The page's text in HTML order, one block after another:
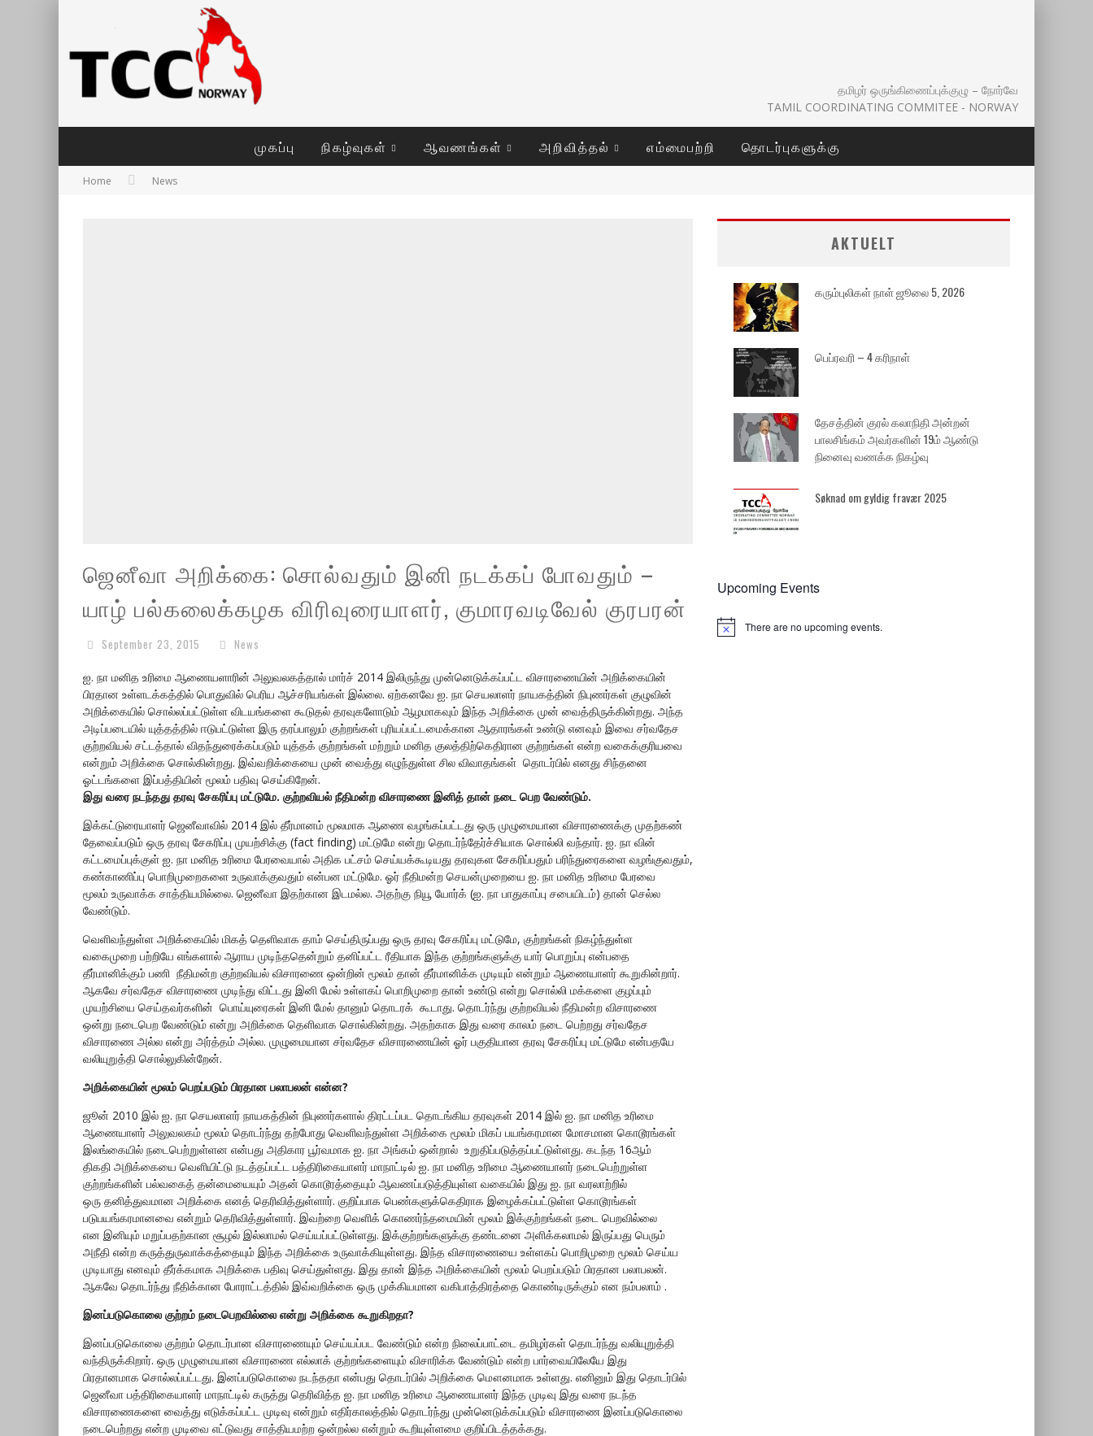
தமிழர் ஒருங்கிணைப்புக்குழு – நோர்வே
TAMIL COORDINATING COMMITEE - NORWAY
முகப்பு நிகழ்வுகள் ஆவணங்கள் அறிவித்தல் எம்மைபற்றி தொடர்புகளுக்கு
Home News
ஜெனீவா அறிக்கை: சொல்வதும் இனி நடக்கப் போவதும் –
யாழ் பல்கலைக்கழக விரிவுரையாளர், குமாரவடிவேல் குரபரன்
September 23, 2015 News
ஐ. நா மனித உரிமை ஆணையளாரின் அலுவலகத்தால் மார்ச் 2014 இலிருந்து முன்னெடுக்கப்பட்ட விசாரணையின் அறிக்கையின்
பிரதான உள்ளடக்கத்தில் பொதுவில் பெரிய ஆச்சரியங்கள் இல்லை. ஏற்கனவே ஐ. நா செயலாளர் நாயகத்தின் நிபுணர்கள் குழுவின்
அறிக்கையில் சொல்லப்பட்டுள்ள விடயங்களை கூடுதல் தரவுகளோடும் ஆழமாகவும் இந்த அறிக்கை முன் வைத்திருக்கின்றது. அந்த
அடிப்படையில் யுத்தத்தில் ஈடுபட்டுள்ள இரு தரப்பாலும் குற்றங்கள் புரியப்பட்டமைக்கான ஆதாரங்கள் உண்டு எனவும் இவை சர்வதேச
குற்றவியல் சட்டத்தால் விதந்துரைக்கப்படும் யுத்தக் குற்றங்கள் மற்றும் மனித குலத்திற்கெதிரான குற்றங்கள் என்ற வகைக்குரியவை
என்றும் அறிக்கை சொல்கின்றது. இவ்வறிக்கையை முன் வைத்து எழுந்துள்ள சில விவாதங்கள் தொடர்பில் எனது சிந்தனை
ஓட்டங்களை இப்பத்தியின் மூலம் பதிவு செய்கிறேன்.
இது வரை நடந்தது தரவு சேகரிப்பு மட்டுமே. குற்றவியல் நீதிமன்ற விசாரணை இனித் தான் நடை பெற வேண்டும்.
இக்கட்டுரையாளர் ஜெனீவாவில் 2014 இல் தீர்மானம் மூலமாக ஆணை வழங்கப்பட்டது ஒரு முழுமையான விசாரணைக்கு முதற்கண்
தேவைப்படும் ஒரு தரவு சேகரிப்பு முயற்சிக்கு (fact finding) மட்டுமே என்று தொடர்ந்தேர்ச்சியாக சொல்லி வந்தார். ஐ. நா வின்
கட்டமைப்புக்குள் ஐ. நா மனித உரிமை பேரவையால் அதிக பட்சம் செய்யக்கூடியது தரவுகள சேகரிப்பதும் பரிந்துரைகளை வழங்குவதும்,
கண்காணிப்பு பொறிமுறைகளை உருவாக்குவதும் என்பன மட்டுமே. ஓர் நீதிமன்ற செயன்முறையை ஐ. நா மனித உரிமை பேரவை
மூலம் உருவாக்க சாத்தியமில்லை. ஜெனீவா இதற்கான இடமல்ல. அதற்கு நியூ யோர்க் (ஐ. நா பாதுகாப்பு சபையிடம்) தான் செல்ல
வேண்டும்.
வெளிவந்துள்ள அறிக்கையில் மிகத் தெளிவாக தாம் செய்திருப்பது ஒரு தரவு சேகரிப்பு மட்டுமே, குற்றங்கள் நிகழ்ந்துள்ள
வகைமுறை பற்றியே எங்களால் ஆராய முடிந்ததென்றும் தனிப்பட்ட ரீதியாக இந்த குற்றங்களுக்கு யார் பொறுப்பு என்பதை
தீர்மானிக்கும் பணி நீதிமன்ற குற்றவியல் விசாரணை ஒன்றின் மூலம் தான் தீர்மானிக்க முடியும் என்றும் ஆணையாளர் கூறுகின்றார்.
ஆகவே சர்வதேச விசாரணை முடிந்து விட்டது இனி மேல் உள்ளகப் பொறிமுறை தான் உண்டு என்று சொல்லி மக்களை குழப்பும்
முயற்சியை செய்தவர்களின் பொய்யுரைகள் இனி மேல் தானும் தொடரக் கூடாது. தொடர்ந்து குற்றவியல் நீதிமன்ற விசாரணை
ஒன்று நடைபெற வேண்டும் என்று அறிக்கை தெளிவாக சொல்கின்றது. அதற்காக இது வரை காலம் நடை பெற்றது சர்வதேச
விசாரணை அல்ல என்று அர்த்தம் அல்ல. முழுமையான சர்வதேச விசாரணையின் ஓர் பகுதியான தரவு சேகரிப்பு மட்டுமே என்பதயே
வலியுறுத்தி சொல்லுகின்றேன்.
அறிக்கையின் மூலம் பெறப்படும் பிரதான பலாபலன் என்ன?
ஜூன் 2010 இல் ஐ. நா செயலாளர் நாயகத்தின் நிபுணர்களால் திரட்டப்பட தொடங்கிய தரவுகள் 2014 இல் ஐ. நா மனித உரிமை
ஆணையாளர் அலுவலகம் மூலம் தொடர்ந்து தற்போது வெளிவந்துள்ள அறிக்கை மூலம் மிகப் பயங்கரமான மோசமான கொடூரங்கள்
இலங்கையில் நடைபெற்றுள்ளன என்பது அதிகார பூர்வமாக ஐ. நா அங்கம் ஒன்றால் உறுதிப்படுத்தப்பட்டுள்ளது. கடந்த 16ஆம்
திகதி அறிக்கையை வெளியிட்டு நடத்தப்பட்ட பத்திரிகையாளர் மாநாட்டில் ஐ. நா மனித உரிமை ஆணையாளர் நடைபெற்றுள்ள
குற்றங்களின் பல்வகைத் தன்மையையும் அதன் கொடூரத்தையும் ஆவணப்படுத்தியுள்ள வகையில் இது ஐ. நா வரலாற்றில்
ஒரு தனித்துவமான அறிக்கை எனத் தெரிவித்துள்ளார். குறிப்பாக பெண்களுக்கெதிராக இழைக்கப்பட்டுள்ள கொடூரங்கள்
படுபயங்கரமானவை என்றும் தெரிவித்துள்ளார். இவற்றை வெளிக் கொணர்ந்தமையின் மூலம் இக்குற்றங்கள் நடை பெறவில்லை
என இனியும் மறுப்பதற்கான சூழல் இல்லாமல் செய்யப்பட்டுள்ளது. இக்குற்றங்களுக்கு தண்டனை அளிக்கலாமல் இருப்பது பெரும்
அநீதி என்ற கருத்துருவாக்கத்தையும் இந்த அறிக்கை உருவாக்கியுள்ளது. இந்த விசாரணையை உள்ளகப் பொறிமுறை மூலம் செய்ய
முடியாது எனவும் தீர்க்கமாக அறிக்கை பதிவு செய்துள்ளது. இது தான் இந்த அறிக்கையின் மூலம் பெறப்படும் பிரதான பலாபலன்.
ஆகவே தொடர்ந்து நீதிக்கான போராட்டத்தில் இவ்வறிக்கை ஒரு முக்கியமான வகிபாத்திரத்தை கொண்டிருக்கும் என நம்பலாம் .
இனப்படுகொலை குற்றம் நடைபெறவில்லை என்று அறிக்கை கூறுகிறதா?
இனப்படுகொலை குற்றம் தொடர்பான விசாரணையும் செய்யப்பட வேண்டும் என்ற நிலைப்பாட்டை தமிழர்கள் தொடர்ந்து வலியுறுத்தி
வந்திருக்கிறார். ஒரு முழுமையான விசாரணை எல்லாக் குற்றங்களையும் விசாரிக்க வேண்டும் என்ற பார்வையிலேயே இது
பிரதானமாக சொல்லப்பட்டது. இனப்படுகொலை நடந்ததா என்பது தொடர்பில் அறிக்கை மௌனமாக உள்ளது. எனினும் இது தொடர்பில்
ஜெனீவா பத்திரிகையாளர் மாநாட்டில் கருத்து தெரிவித்த ஐ. நா மனித உரிமை ஆணையாளர் இந்த முடிவு இது வரை நடந்த
விசாரணைகளை வைத்து எடுக்கப்பட்ட முடிவு என்றும் எதிர்காலத்தில் தொடர்ந்து முன்னெடுக்கப்படும் விசாரணை இனப்படுகொலை
நடைபெற்றது என்ற முடிவை எட்டுவது சாத்தியமற்ற ஒன்றல்ல என்றும் கூறியுள்ளமை குறிப்பிடத்தக்கது.
AKTUELT
கரும்புலிகள் நாள் ஜூலை 5, 2026
பெப்ரவரி – 4 கரிநாள்
தேசத்தின் குரல் கலாநிதி அன்றன்
பாலசிங்கம் அவர்களின் 19ம் ஆண்டு
நினைவு வணக்க நிகழ்வு
Søknad om gyldig fravær 2025
Upcoming Events
Notice There are no upcoming events.